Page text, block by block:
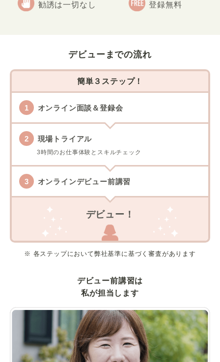
勧誘は一切なし 登録無料
デビューまでの流れ
簡単３ステップ！
オンライン面談＆登録会
現場トライアル
3時間のお仕事体験とスキルチェック
オンラインデビュー前講習
デビュー！
※ 各ステップにおいて弊社基準に基づく審査があります
デビュー前講習は
私が担当します